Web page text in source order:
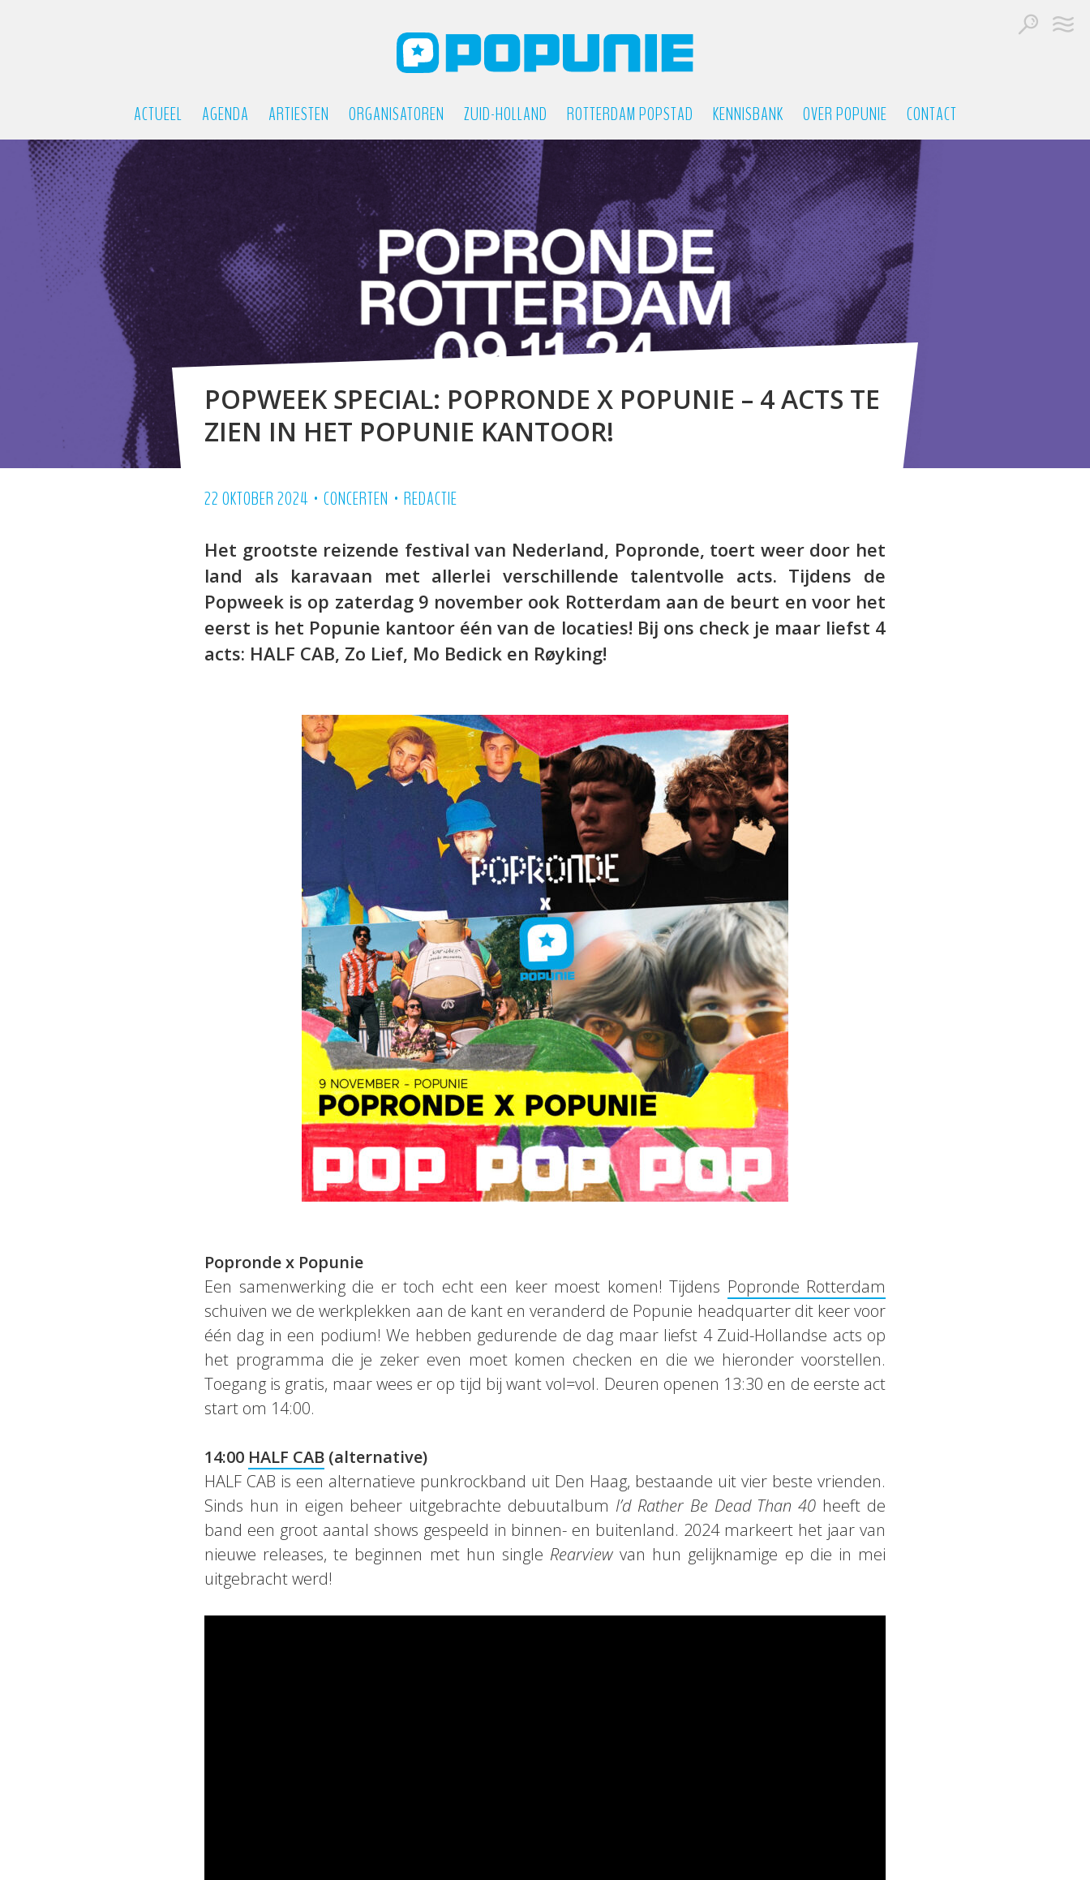
ACTUEEL AGENDA ARTIESTEN ORGANISATOREN ZUID-HOLLAND ROTTERDAM POPSTAD KENNISBANK OVER POPUNIE CONTACT
POPWEEK SPECIAL: POPRONDE X POPUNIE – 4 ACTS TE
ZIEN IN HET POPUNIE KANTOOR!
22 OKTOBER 2024 • CONCERTEN • REDACTIE
Het grootste reizende festival van Nederland, Popronde, toert weer door het
land als karavaan met allerlei verschillende talentvolle acts. Tijdens de
Popweek is op zaterdag 9 november ook Rotterdam aan de beurt en voor het
eerst is het Popunie kantoor één van de locaties! Bij ons check je maar liefst 4
acts: HALF CAB, Zo Lief, Mo Bedick en Røyking!
Popronde x Popunie
Een samenwerking die er toch echt een keer moest komen! Tijdens Popronde Rotterdam
schuiven we de werkplekken aan de kant en veranderd de Popunie headquarter dit keer voor
één dag in een podium! We hebben gedurende de dag maar liefst 4 Zuid-Hollandse acts op
het programma die je zeker even moet komen checken en die we hieronder voorstellen.
Toegang is gratis, maar wees er op tijd bij want vol=vol. Deuren openen 13:30 en de eerste act
start om 14:00.
14:00 HALF CAB (alternative)
HALF CAB is een alternatieve punkrockband uit Den Haag, bestaande uit vier beste vrienden.
Sinds hun in eigen beheer uitgebrachte debuutalbum I’d Rather Be Dead Than 40 heeft de
band een groot aantal shows gespeeld in binnen- en buitenland. 2024 markeert het jaar van
nieuwe releases, te beginnen met hun single Rearview van hun gelijknamige ep die in mei
uitgebracht werd!